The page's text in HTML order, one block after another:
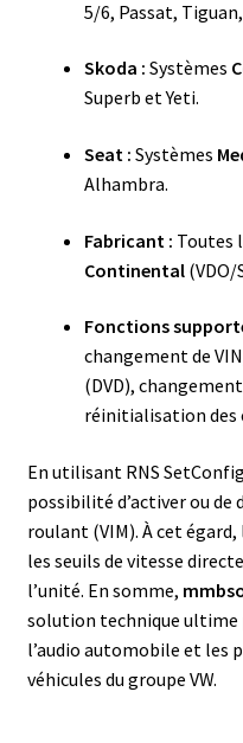
5/6, Passat,
Skoda : Systèmes
Superb et Yeti.
Seat : Systèmes
Alhambra.
Fabricant : Toutes
Continental(VDO/
Fonctions
changement de
(DVD),
réinitialisation des
En utilisant RNS
possibilité d’activer ou
roulant (VIM). À cet
les seuils de vitesse
l’unité. En somme,
solution technique ultime
l’audio automobile et les
véhicules du groupe VW.